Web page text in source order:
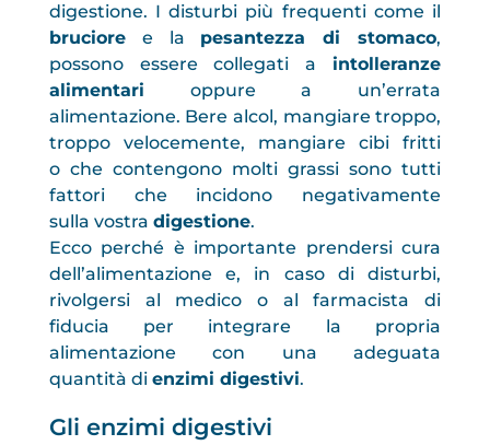
digestione. I disturbi più frequenti come il
brucioree la pesantezza di stomaco,
possono essere collegati a intolleranze
alimentari oppure a un’errata
alimentazione. Bere alcol, mangiare troppo,
troppo velocemente, mangiare cibi fritti
o che contengono molti grassi sono tutti
fattori che incidono negativamente
sulla vostra digestione.
Ecco perché è importante prendersi cura
dell’alimentazione e, in caso di disturbi,
rivolgersi al medico o al farmacista di
fiducia per integrare la propria
alimentazione con una adeguata
quantità di enzimi digestivi.
Gli enzimi digestivi